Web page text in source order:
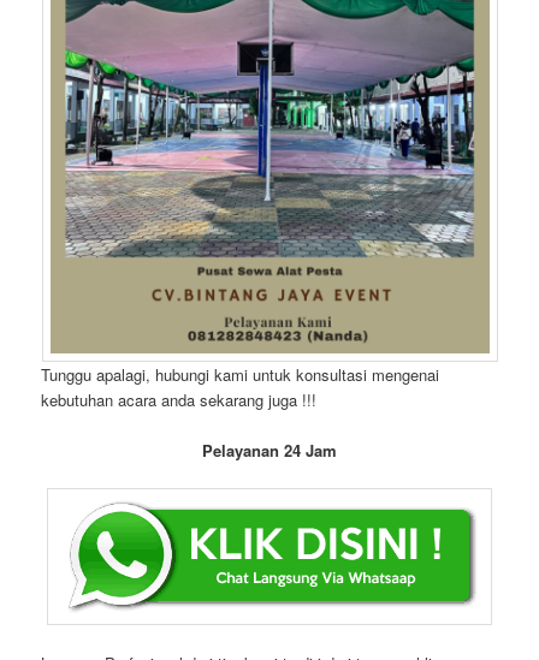
Tunggu apalagi, hubungi kami untuk konsultasi mengenai
kebutuhan acara anda sekarang juga !!!
Pelayanan 24 Jam